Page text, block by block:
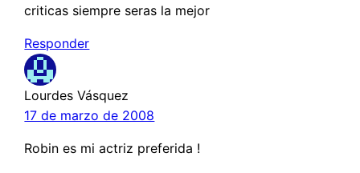
criticas siempre seras la mejor
Responder
Lourdes Vásquez
17 de marzo de 2008
Robin es mi actriz preferida !